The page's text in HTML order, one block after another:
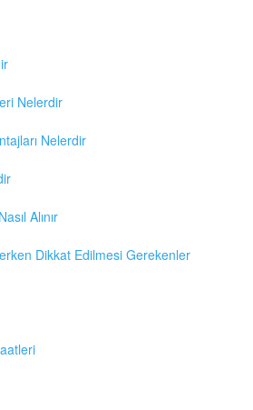
Nelerdir
Nelerdir
Alınır
Dikkat Edilmesi Gerekenler